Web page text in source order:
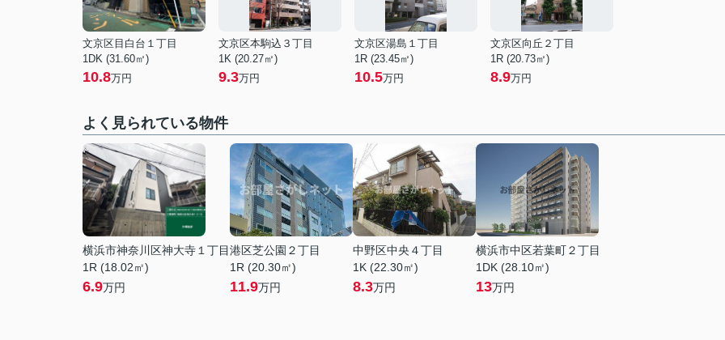
文京区目白台１丁目
1DK (31.60㎡)
10.8万円
文京区本駒込３丁目
1K (20.27㎡)
9.3万円
文京区湯島１丁目
1R (23.45㎡)
10.5万円
文京区向丘２丁目
1R (20.73㎡)
8.9万円
よく見られている物件
横浜市神奈川区神大寺１丁目
1R (18.02㎡)
6.9万円
港区芝公園２丁目
1R (20.30㎡)
11.9万円
中野区中央４丁目
1K (22.30㎡)
8.3万円
横浜市中区若葉町２丁目
1DK (28.10㎡)
13万円